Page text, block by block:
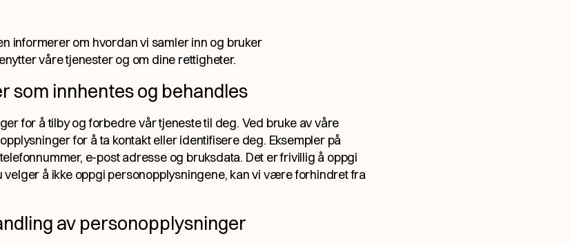
informerer om hvordan vi samler inn og bruker
våre tjenester og om dine rettigheter.
som innhentes og behandles
for å tilby og forbedre vår tjeneste til deg. Ved bruke av våre
for å ta kontakt eller identifisere deg. Eksempler på
e-post adresse og bruksdata. Det er frivillig å oppgi
velger å ikke oppgi personopplysningene, kan vi være forhindret fra
av personopplysninger